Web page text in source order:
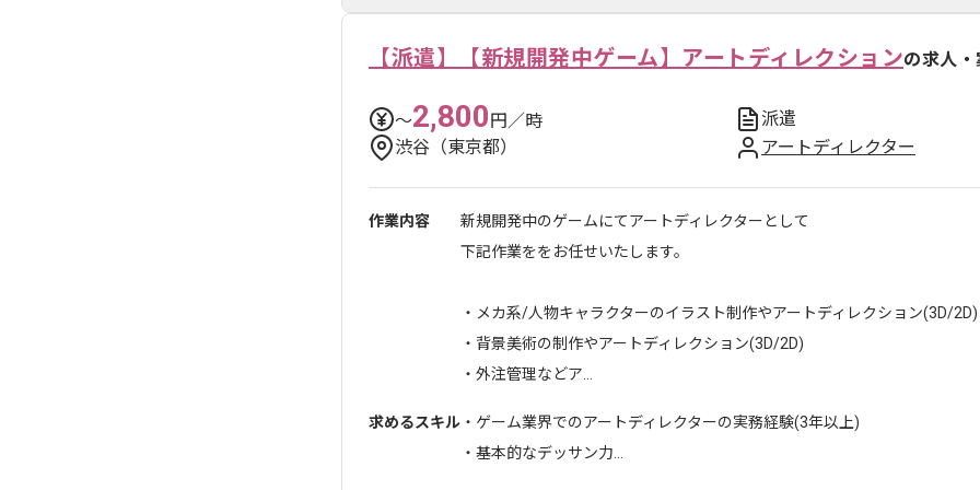
【派遣】【新規開発中ゲーム】アートディレクションの求人・
〜2,800円／時
派遣
渋谷（東京都）
アートディレクター
作業内容
新規開発中のゲームにてアートディレクターとして
下記作業ををお任せいたします。
・メカ系/人物キャラクターのイラスト制作やアートディレクション(3D/2D)
・背景美術の制作やアートディレクション(3D/2D)
・外注管理などア...
求めるスキル ・ゲーム業界でのアートディレクターの実務経験(3年以上)
・基本的なデッサン力...